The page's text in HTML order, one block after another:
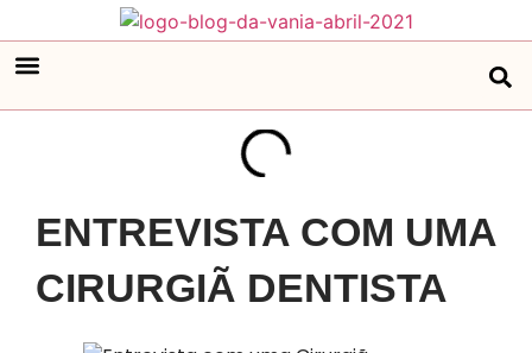
ENTREVISTA COM UMA
CIRURGIÃ DENTISTA